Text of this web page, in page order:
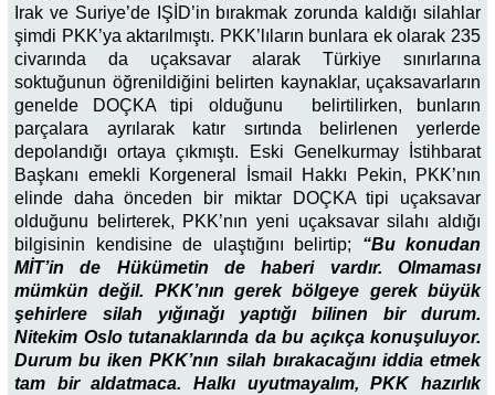
Irak ve Suriye’de IŞİD’in bırakmak zorunda kaldığı silahlar
şimdi PKK’ya aktarılmıştı. PKK’lıların bunlara ek olarak 235
civarında da uçaksavar alarak Türkiye sınırlarına
soktuğunun öğrenildiğini belirten kaynaklar, uçaksavarların
genelde DOÇKA tipi olduğunu belirtilirken, bunların
parçalara ayrılarak katır sırtında belirlenen yerlerde
depolandığı ortaya çıkmıştı. Eski Genelkurmay İstihbarat
Başkanı emekli Korgeneral İsmail Hakkı Pekin, PKK’nın
elinde daha önceden bir miktar DOÇKA tipi uçaksavar
olduğunu belirterek, PKK’nın yeni uçaksavar silahı aldığı
bilgisinin kendisine de ulaştığını belirtip; “Bu konudan
MİT’in de Hükümetin de haberi vardır. Olmaması
mümkün değil. PKK’nın gerek bölgeye gerek büyük
şehirlere silah yığınağı yaptığı bilinen bir durum.
Nitekim Oslo tutanaklarında da bu açıkça konuşuluyor.
Durum bu iken PKK’nın silah bırakacağını iddia etmek
tam bir aldatmaca. Halkı uyutmayalım, PKK hazırlık